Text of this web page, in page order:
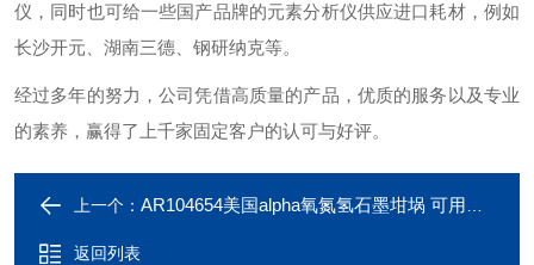
仪，同时也可给一些国产品牌的元素分析仪供应进口耗材，例如
长沙开元、湖南三德、钢研纳克等。
经过多年的努力，公司凭借高质量的产品，优质的服务以及专业
的素养，赢得了上千家固定客户的认可与好评。
上一个： AR104654美国alpha氧氮氢石墨坩埚 可用于德国Bruker
返回列表